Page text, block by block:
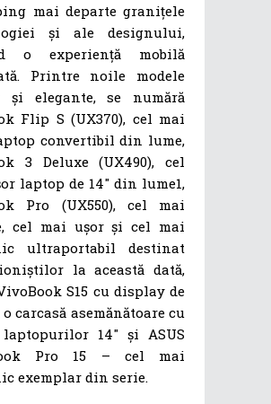
mai departe granițele
și ale designului,
o experiență mobilă
Printre noile modele
și elegante, se numără
Flip S (UX370), cel mai
convertibil din lume,
3 Deluxe (UX490), cel
laptop de 14″ din lume1,
Pro (UX550), cel mai
cel mai ușor și cel mai
ultraportabil destinat
la această dată,
S15 cu display de
o carcasă asemănătoare cu
14″ și ASUS
Pro 15 – cel mai
exemplar din serie.